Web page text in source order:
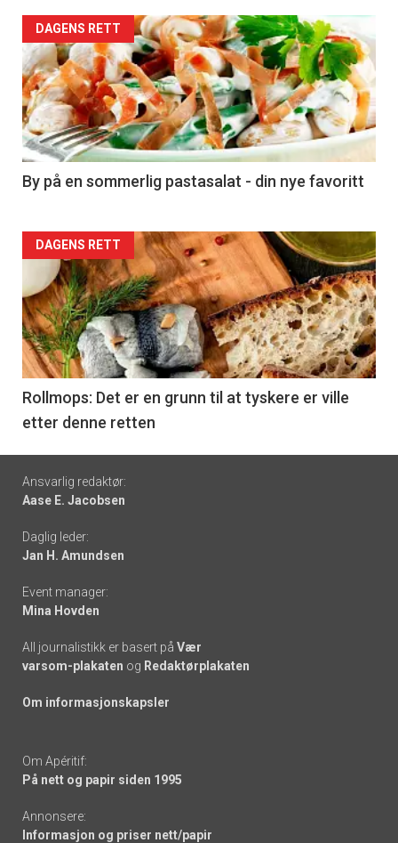
Forsiden
akkurat
nå
-
5
DAGENS RETT
By på en sommerlig pastasalat - din nye favoritt
Forsiden
akkurat
nå
-
6
DAGENS RETT
Rollmops: Det er en grunn til at tyskere er ville
etter denne retten
Footer
-
links
Ansvarlig redaktør:
Aase E. Jacobsen
Daglig leder:
Jan H. Amundsen
Event manager:
Mina Hovden
All journalistikk er basert på Vær
varsom-plakaten og Redaktørplakaten
Om informasjonskapsler
Om Apéritif:
På nett og papir siden 1995
Annonsere:
Informasjon og priser nett/papir